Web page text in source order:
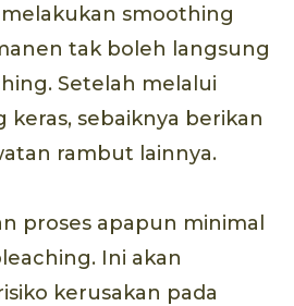
smoothing
tak boleh langsung
Setelah melalui
keras, sebaiknya berikan
rambut lainnya.
proses apapun minimal
Ini akan
kerusakan pada